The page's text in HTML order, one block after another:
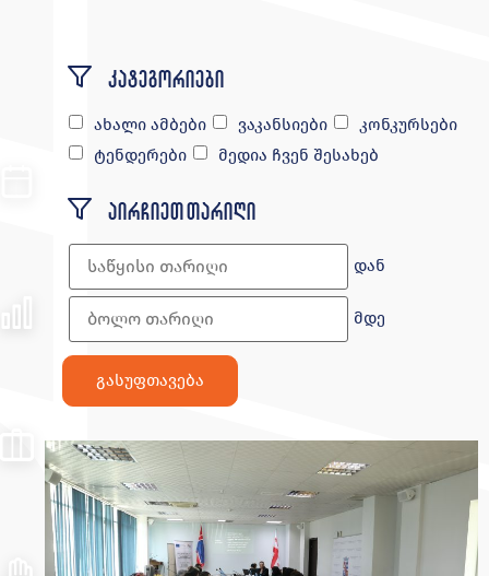
კატეგორიები
ახალი ამბები ვაკანსიები
კონკურსები
ტენდერები
მედია ჩვენ შესახებ
აირჩიეთ თარიღი
დან
მდე